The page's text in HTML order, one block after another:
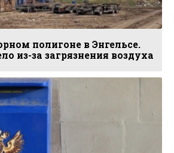
полигоне в Энгельсе.
из-за загрязнения воздуха